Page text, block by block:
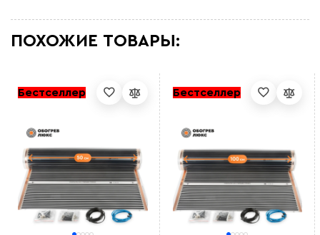
ПОХОЖИЕ ТОВАРЫ:
Бестселлер Бестселлер